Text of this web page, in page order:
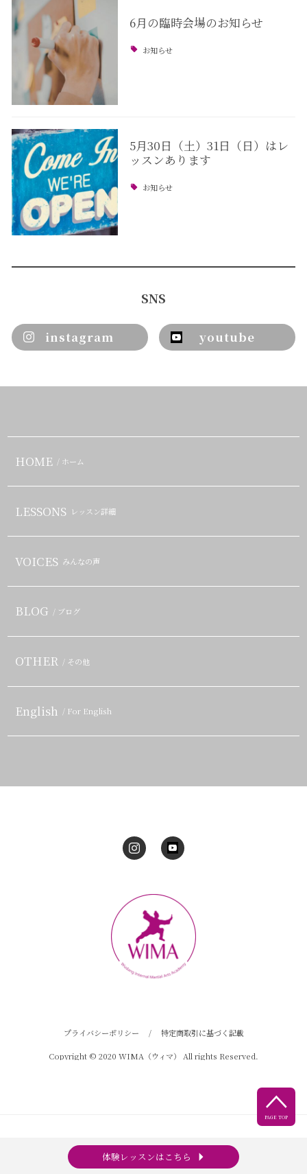
6月の臨時会場のお知らせ
お知らせ
5月30日（土）31日（日）はレ
ッスンあります
お知らせ
SNS
instagram youtube
体験レッスンはこちら arrow_right

PAGE TOP
HOME / ホーム
LESSONS レッスン詳細
VOICES みんなの声
BLOG / ブログ
OTHER / その他
English / For English
プライバシーポリシー / 特定商取引に基づく記載
Copyright © 2020 WIMA（ウィマ） All rights Reserved.